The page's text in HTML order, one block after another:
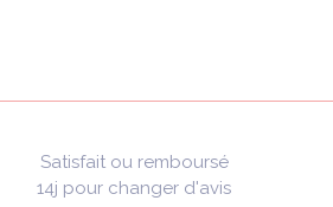
Satisfait ou remboursé
14j pour changer d'avis